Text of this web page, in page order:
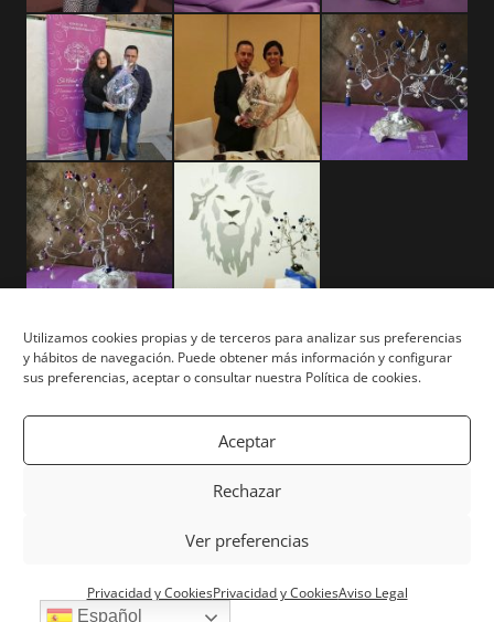
Utilizamos cookies propias y de terceros para analizar sus preferencias
y hábitos de navegación. Puede obtener más información y configurar
sus preferencias, aceptar o consultar nuestra Política de cookies.
Aceptar
Rechazar
Ver preferencias
Privacidad y CookiesPrivacidad y CookiesAviso Legal
Aviso Legal
Privacidad y Cookies
Mapa del Sitio
reservados. | Powered byWhite Lion Studio
Español